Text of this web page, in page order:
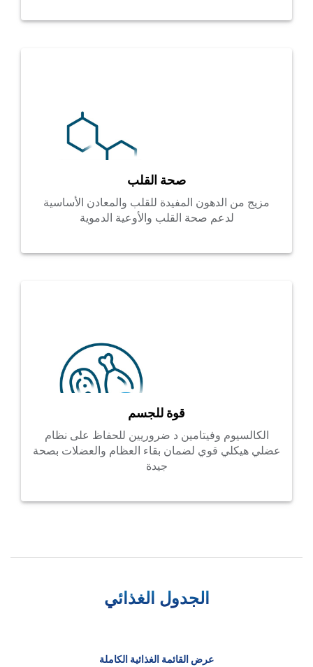
صحة القلب
مزيج من الدهون المفيدة للقلب والمعادن الأساسية
لدعم صحة القلب والأوعية الدموية
قوة للجسم
الكالسيوم وفيتامين د ضروريين للحفاظ على نظام
عضلي هيكلي قوي لضمان بقاء العظام والعضلات بصحة
جيدة
الجدول الغذائي
عرض القائمة الغذائية الكاملة